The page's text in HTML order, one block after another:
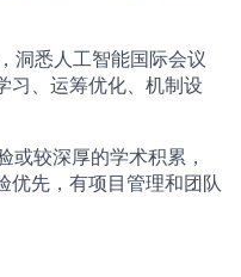
洞悉人工智能国际会议
习、运筹优化、机制设
或较深厚的学术积累，
优先，有项目管理和团队